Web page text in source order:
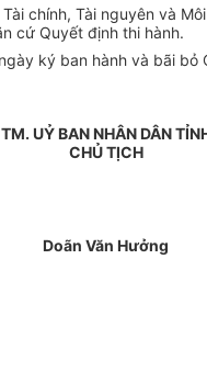
chính, Tài nguyên và
cứ Quyết định thi hành.
ký ban hành và bãi bỏ
TM. UỶ BAN NHÂN DÂN
CHỦ TỊCH
Doãn Văn Hưởng